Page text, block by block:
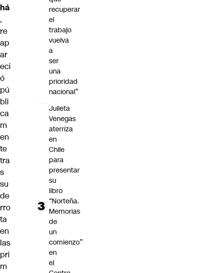
há
,
re
ap
ar
eci
ó
pú
bli
ca
m
en
te
tra
s
su
de
rro
ta
en
las
pri
m
recuperar
el
trabajo
vuelva
a
ser
una
prioridad
nacional”
Julieta
Venegas
aterriza
en
Chile
para
presentar
su
libro
“Norteña.
Memorias
de
un
comienzo”
en
el